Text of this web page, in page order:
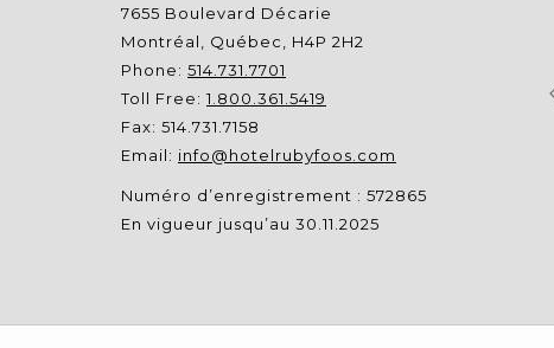
7655 Boulevard Décarie
Montréal, Québec, H4P 2H2
Phone: 514.731.7701
Toll Free: 1.800.361.5419
Fax: 514.731.7158
Email: info@hotelrubyfoos.com
Numéro d’enregistrement : 572865
En vigueur jusqu’au 30.11.2025